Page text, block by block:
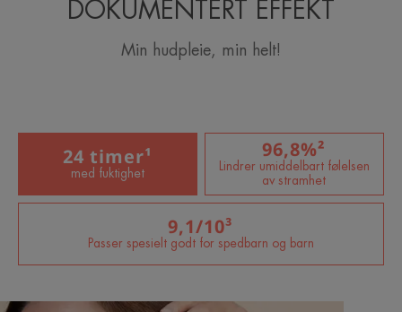
DOKUMENTERT EFFEKT
Min hudpleie, min helt!
24 timer¹
med fuktighet
96,8%²
Lindrer umiddelbart følelsen
av stramhet
9,1/10³
Passer spesielt godt for spedbarn og barn